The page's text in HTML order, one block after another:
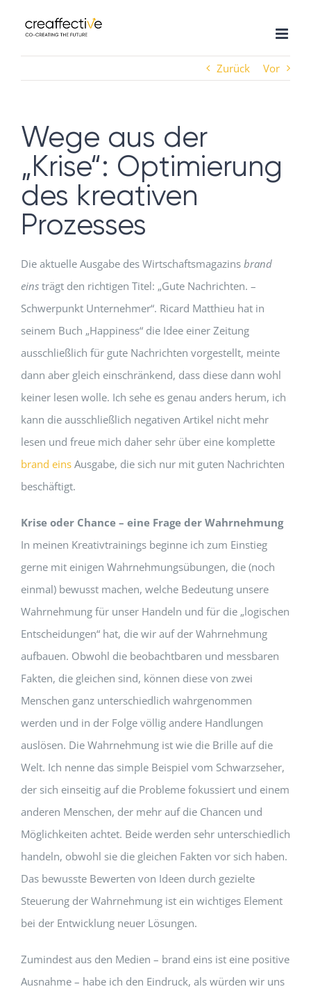
Inhalt
springen
Zurück
Vor
Wege aus der
„Krise“: Optimierung
des kreativen
Prozesses
Die aktuelle Ausgabe des Wirtschaftsmagazins brand
einsträgt den richtigen Titel: „Gute Nachrichten. –
Schwerpunkt Unternehmer“. Ricard Matthieu hat in
seinem Buch „Happiness“ die Idee einer Zeitung
ausschließlich für gute Nachrichten vorgestellt, meinte
dann aber gleich einschränkend, dass diese dann wohl
keiner lesen wolle. Ich sehe es genau anders herum, ich
kann die ausschließlich negativen Artikel nicht mehr
lesen und freue mich daher sehr über eine komplette
brand einsAusgabe, die sich nur mit guten Nachrichten
beschäftigt.
Krise oder Chance – eine Frage der Wahrnehmung
In meinen Kreativtrainings beginne ich zum Einstieg
gerne mit einigen Wahrnehmungsübungen, die (noch
einmal) bewusst machen, welche Bedeutung unsere
Wahrnehmung für unser Handeln und für die „logischen
Entscheidungen“ hat, die wir auf der Wahrnehmung
aufbauen. Obwohl die beobachtbaren und messbaren
Fakten, die gleichen sind, können diese von zwei
Menschen ganz unterschiedlich wahrgenommen
werden und in der Folge völlig andere Handlungen
auslösen. Die Wahrnehmung ist wie die Brille auf die
Welt. Ich nenne das simple Beispiel vom Schwarzseher,
der sich einseitig auf die Probleme fokussiert und einem
anderen Menschen, der mehr auf die Chancen und
Möglichkeiten achtet. Beide werden sehr unterschiedlich
handeln, obwohl sie die gleichen Fakten vor sich haben.
Das bewusste Bewerten von Ideen durch gezielte
Steuerung der Wahrnehmung ist ein wichtiges Element
bei der Entwicklung neuer Lösungen.
Zumindest aus den Medien – brand eins ist eine positive
Ausnahme – habe ich den Eindruck, als würden wir uns